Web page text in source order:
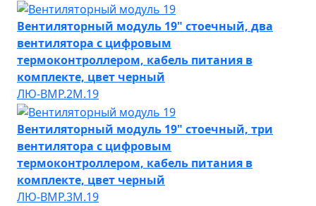
Вентиляторный модуль 19" стоечный, два
вентилятора с цифровым
термоконтроллером, кабель питания в
комплекте, цвет черный
ЛЮ-ВМР.2М.19
Вентиляторный модуль 19" стоечный, три
вентилятора с цифровым
термоконтроллером, кабель питания в
комплекте, цвет черный
ЛЮ-ВМР.3М.19